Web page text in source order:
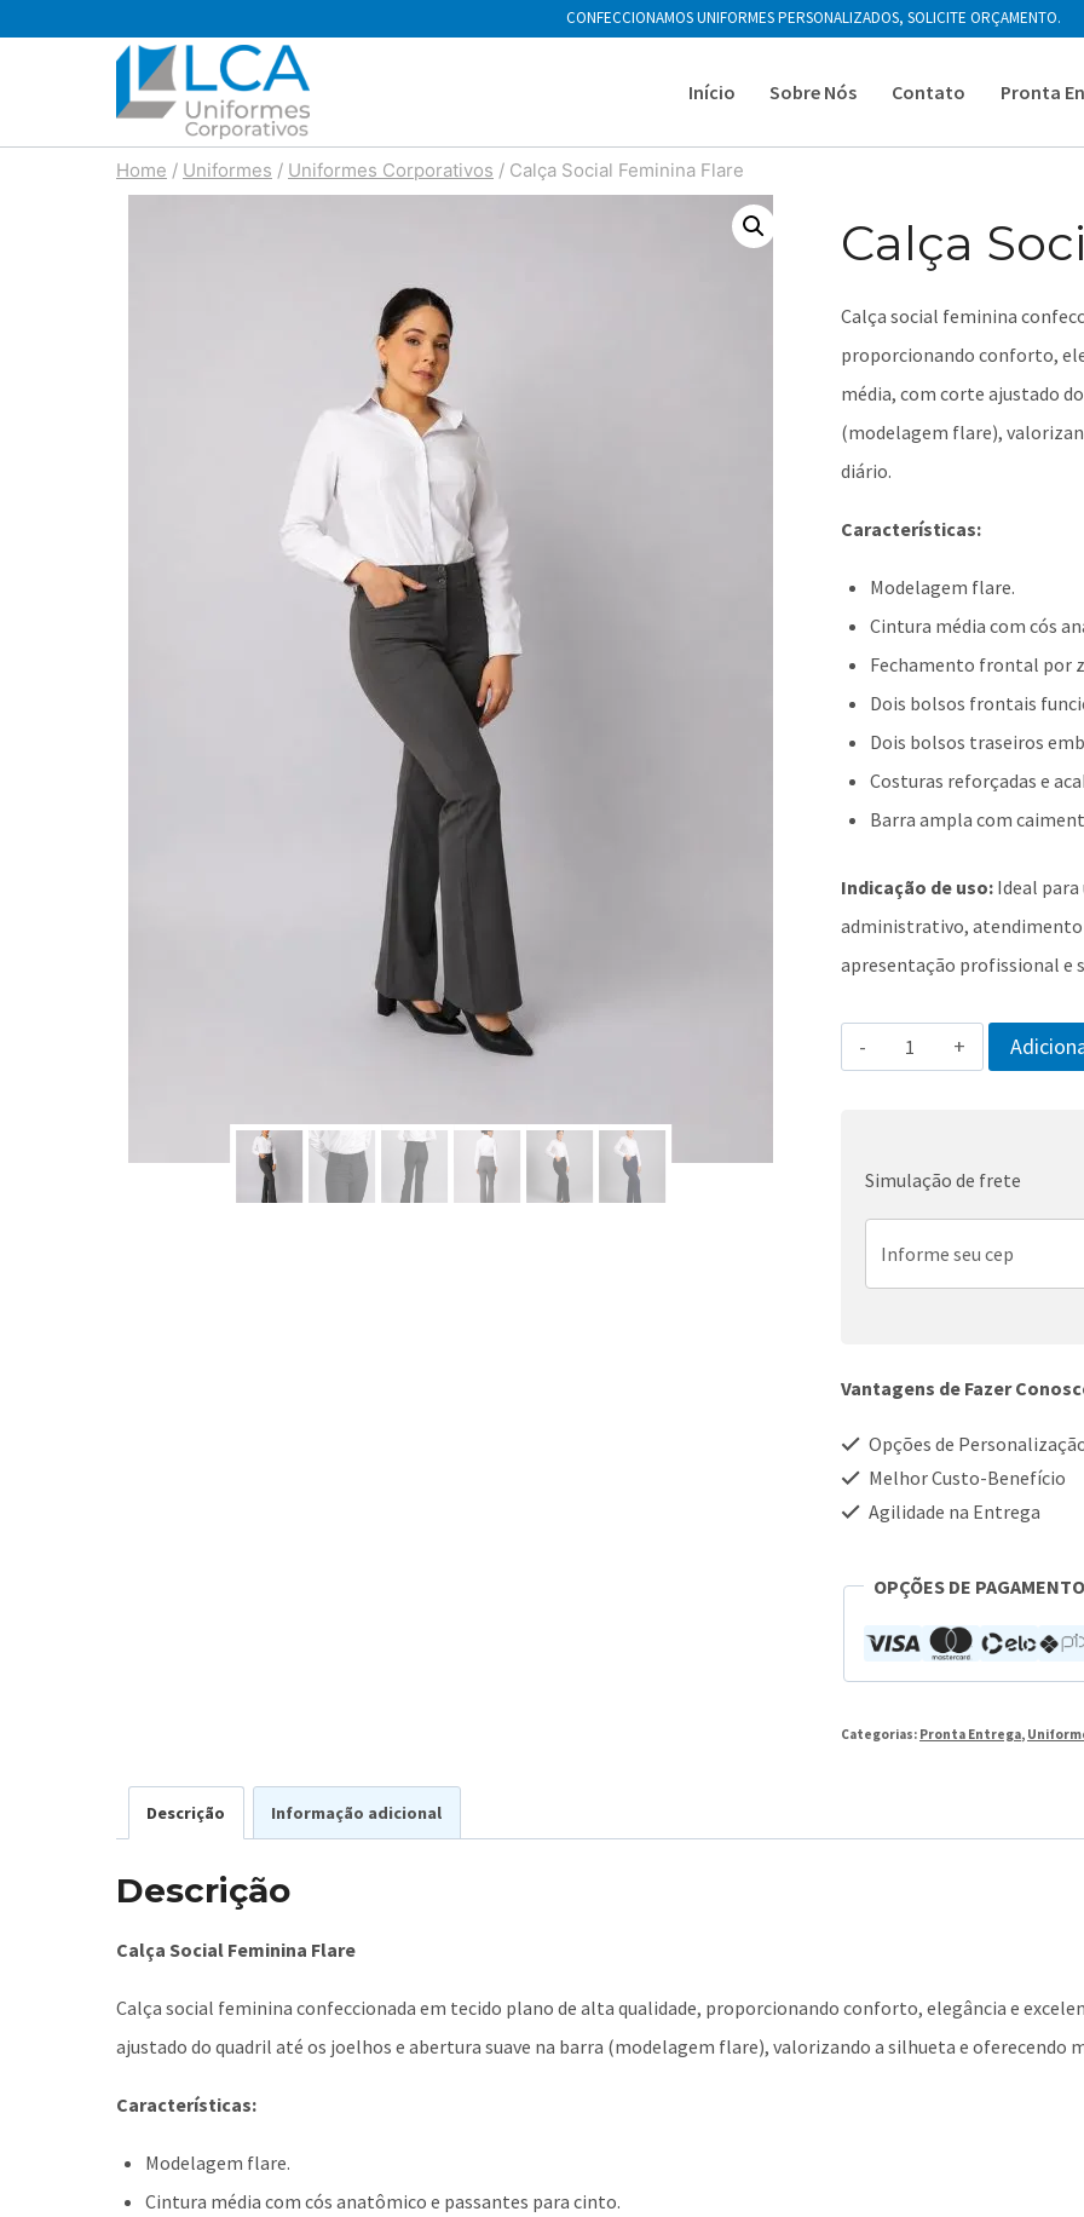
CONFECCIONAMOS UNIFORMES PERSONALIZADOS, SOLICITE ORÇAMENTO.
Início Sobre Nós Contato Pronta
Home / Uniformes / Uniformes Corporativos / Calça Social Feminina Flare
Calça
Calça social feminina
proporcionando conforto,
média, com corte ajustado
(modelagem flare),
diário.
Características:
Modelagem flare.
Cintura média com cós
Fechamento frontal por
Dois bolsos frontais
Dois bolsos traseiros
Costuras reforçadas e
Barra ampla com
Indicação de uso: Ideal
administrativo, atendimento
apresentação profissional e
Calça
quantidade
Simulação de frete
Vantagens de Fazer
Opções de
Melhor Custo-Benefício
Agilidade na Entrega
OPÇÕES DE PAGAMENTO
Categorias: Pronta Entrega,
Descrição Informação adicional
Descrição
Calça Social Feminina Flare
Calça social feminina confeccionada em tecido plano de alta qualidade, proporcionando conforto, elegância e
ajustado do quadril até os joelhos e abertura suave na barra (modelagem flare), valorizando a silhueta e oferecendo
Características:
Modelagem flare.
Cintura média com cós anatômico e passantes para cinto.